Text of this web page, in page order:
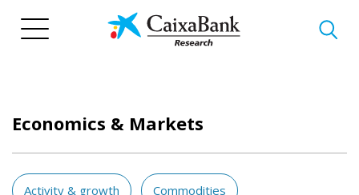
Economics & Markets
Activity & growth Commodities